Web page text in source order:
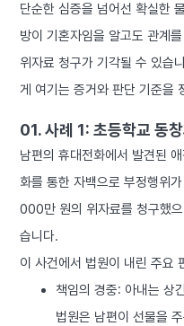
단순한 심증을 넘어선 확실한
방이 기혼자임을 알고도 관계
위자료 청구가 기각될 수 있습
게 여기는 증거와 판단 기준을
01. 사례 1: 초등학교 동
남편의 휴대전화에서 발견된
화를 통한 자백으로 부정행위
000만 원의 위자료를 청구했
습니다.
이 사건에서 법원이 내린 주요
책임의 경중: 아내는 상
법원은 남편이 선물을